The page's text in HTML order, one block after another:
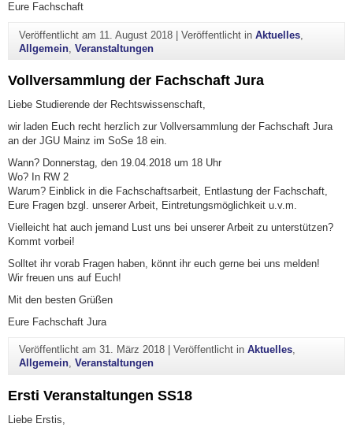
Eure Fachschaft
Veröffentlicht am 11. August 2018| Veröffentlicht in Aktuelles,
Allgemein, Veranstaltungen
Vollversammlung der Fachschaft Jura
Liebe Studierende der Rechtswissenschaft,
wir laden Euch recht herzlich zur Vollversammlung der Fachschaft Jura
an der JGU Mainz im SoSe 18 ein.
Wann? Donnerstag, den 19.04.2018 um 18 Uhr
Wo? In RW 2
Warum? Einblick in die Fachschaftsarbeit, Entlastung der Fachschaft,
Eure Fragen bzgl. unserer Arbeit, Eintretungsmöglichkeit u.v.m.
Vielleicht hat auch jemand Lust uns bei unserer Arbeit zu unterstützen?
Kommt vorbei!
Solltet ihr vorab Fragen haben, könnt ihr euch gerne bei uns melden!
Wir freuen uns auf Euch!
Mit den besten Grüßen
Eure Fachschaft Jura
Veröffentlicht am 31. März 2018| Veröffentlicht in Aktuelles,
Allgemein, Veranstaltungen
Ersti Veranstaltungen SS18
Liebe Erstis,